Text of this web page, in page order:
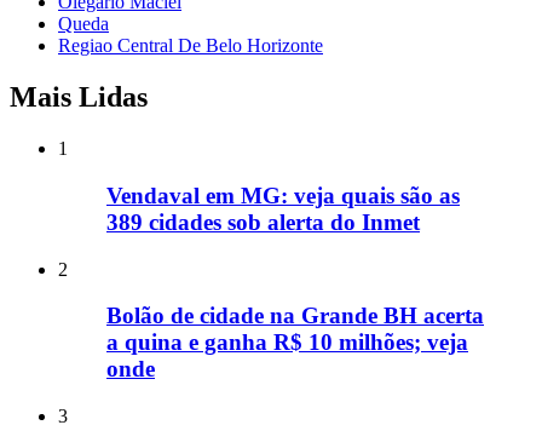
Queda
Regiao Central De Belo Horizonte
Mais Lidas
1
Vendaval em MG: veja quais são as
389 cidades sob alerta do Inmet
2
Bolão de cidade na Grande BH acerta
a quina e ganha R$ 10 milhões; veja
onde
3